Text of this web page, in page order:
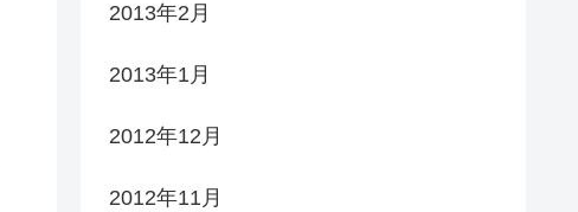
2013年2月
2013年1月
2012年12月
2012年11月